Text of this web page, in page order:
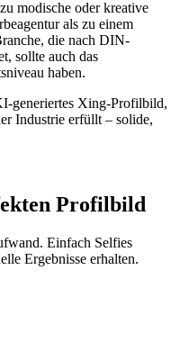
modische oder kreative
als zu einem
die nach DIN-
sollte auch das
haben.
generiertes Xing-Profilbild,
Industrie erfüllt – solide,
Profilbild
Einfach Selfies
Ergebnisse erhalten.